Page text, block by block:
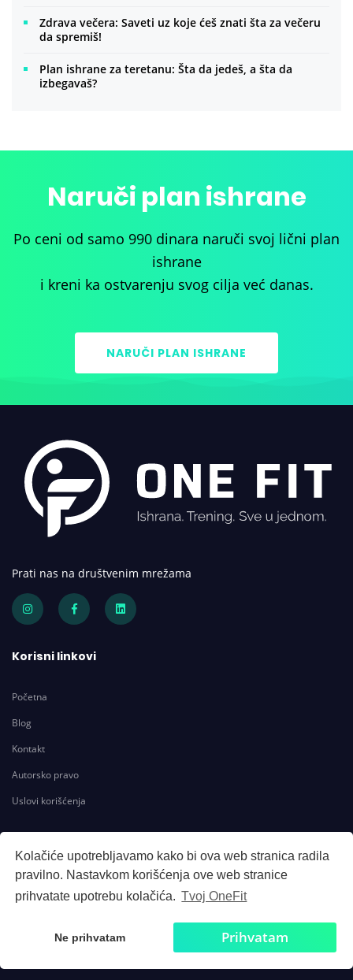
Kolačiće upotrebljavamo kako bi ova web stranica radila
pravilno. Nastavkom korišćenja ove web stranice
prihvatate upotrebu kolačića. Tvoj OneFit
Ne prihvatam Prihvatam
Zdrava večera: Saveti uz koje ćeš znati šta za večeru
da spremiš!
Plan ishrane za teretanu: Šta da jedeš, a šta da
izbegavaš?
Naruči plan ishrane
Po ceni od samo 990 dinara naruči svoj lični plan
ishrane
i kreni ka ostvarenju svog cilja već danas.
NARUČI PLAN ISHRANE
Prati nas na društvenim mrežama
Korisni linkovi
Početna
Blog
Kontakt
Autorsko pravo
Uslovi korišćenja
Kontakt
info@onefit.rs